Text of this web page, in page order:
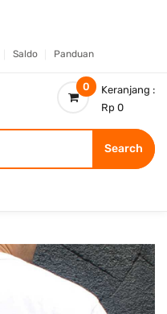
Saldo Panduan
0
Keranjang :
Rp 0
Search